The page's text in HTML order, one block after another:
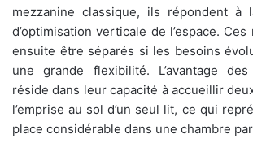
mezzanine classique, ils répondent à
d’optimisation verticale de l’espace.
ensuite être séparés si les besoins
une grande flexibilité. L’avantage
réside dans leur capacité à accueillir
l’emprise au sol d’un seul lit, ce qui
place considérable dans une chambre